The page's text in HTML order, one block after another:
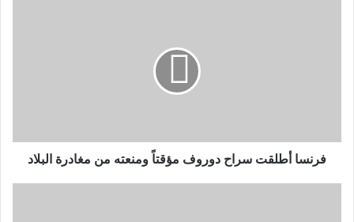
فرنسا أطلقت سراح دوروف مؤقتاً ومنعته من مغادرة البلاد